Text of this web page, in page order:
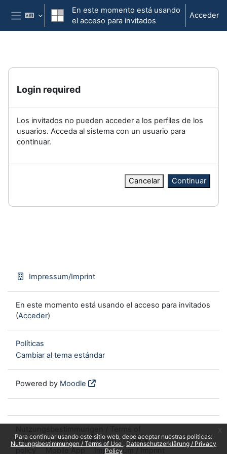
Salta al contenido principal
Para continuar usando este sitio web, debe aceptar nuestras políticas:
Nutzungsbestimmungen / Terms of Use
Datenschutzerklärung / Privacy
Policy
Panel lateral
En este momento está usando
el acceso para invitados
Acceder
Login required
Los invitados no pueden acceder a los perfiles de los
usuarios. Acceda al sistema con un usuario para
continuar.
Cancelar Continuar
Impressum/Imprint
En este momento está usando el acceso para invitados
(Acceder)
Políticas
Cambiar al tema estándar
Powered by Moodle
use
Datenschutzerklärung / Privacy
policy
Mobile App Impressum / Imprint